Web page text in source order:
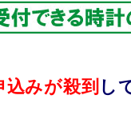
込みが殺到 し